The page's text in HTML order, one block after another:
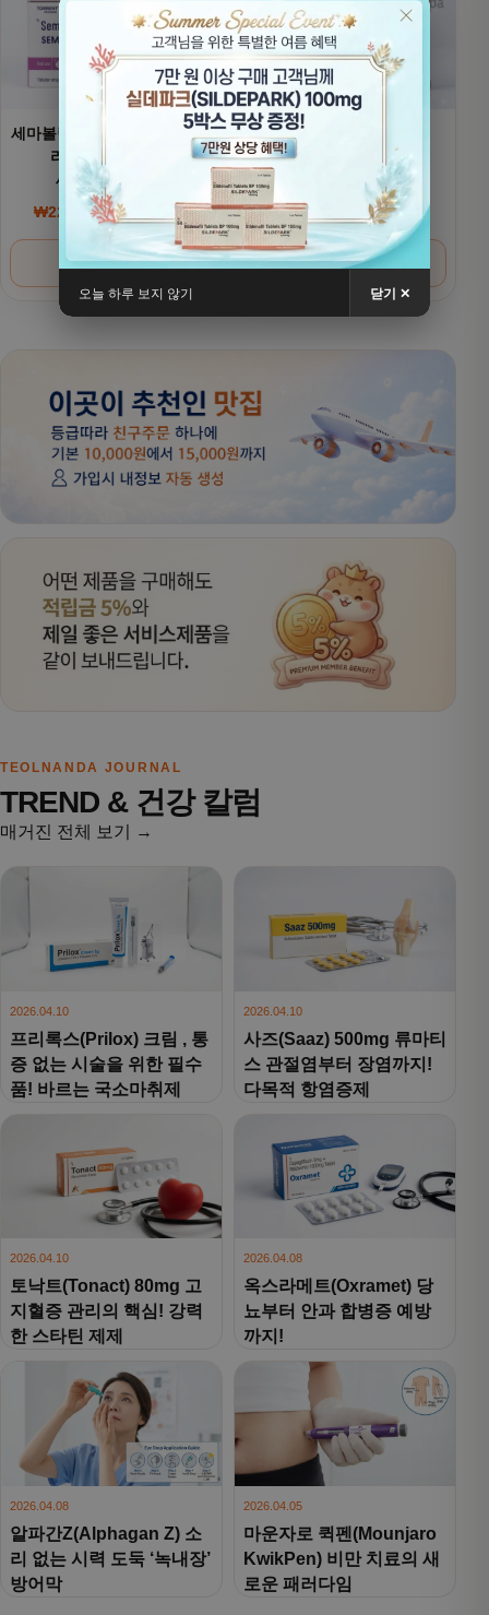
세마볼릭(Sembolic) 14mg -
리벨서스(제네릭)
세마글루타이드
₩220,000~₩ 380,000
가격 범위: ₩220,000~₩380,000
옵션 선택
세마볼릭(Sembolic) –
리벨서스(제네릭)
세마글루타이드 7mg
₩200,000 320,000
가격 범위:
옵션 선택
TEOLNANDA JOURNAL
TREND & 건강 칼럼
매거진 전체 보기 →
2026.04.10
프리록스(Prilox) 크림 , 통
증 없는 시술을 위한 필수
품! 바르는 국소마취제
2026.04.10
사즈(Saaz) 500mg 류마티
스 관절염부터 장염까지!
다목적 항염증제
2026.04.10
토낙트(Tonact) 80mg 고
지혈증 관리의 핵심! 강력
한 스타틴 제제
2026.04.08
옥스라메트(Oxramet) 당
뇨부터 안과 합병증 예방
까지!
2026.04.08
알파간Z(Alphagan Z) 소
리 없는 시력 도둑 ‘녹내장’
방어막
2026.04.05
마운자로 퀵펜(Mounjaro
KwikPen) 비만 치료의 새
로운 패러다임
오늘 하루 보지 않기 닫기 ✕